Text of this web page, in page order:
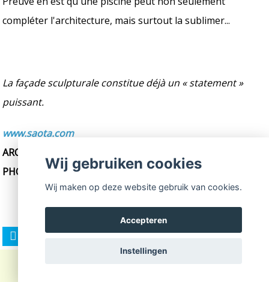
compléter l'architecture, mais surtout la sublimer...
La façade sculpturale constitue déjà un « statement »
puissant.
www.saota.com
ARCHITECTE :
PHOTOS : MIKE KELLEY & SIMON BERLYN
Wij gebruiken cookies
Wij maken op deze website gebruik van cookies.
Accepteren
Instellingen